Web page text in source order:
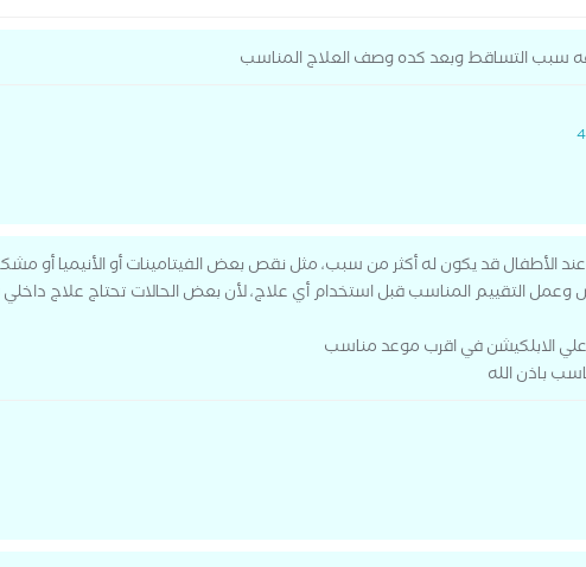
سبب التساقط وبعد كده وصف العلاج المناسب
الأطفال قد يكون له أكثر من سبب، مثل نقص بعض الفيتامينات أو الأنيميا أو
التقييم المناسب قبل استخدام أي علاج، لأن بعض الحالات تحتاج علاج
الابلكيشن في اقرب موعد مناسب
باذن الله